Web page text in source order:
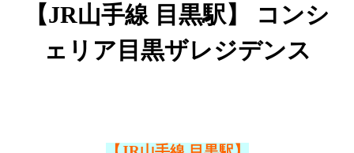
【JR山手線 目黒駅】 コンシ
ェリア目黒ザレジデンス